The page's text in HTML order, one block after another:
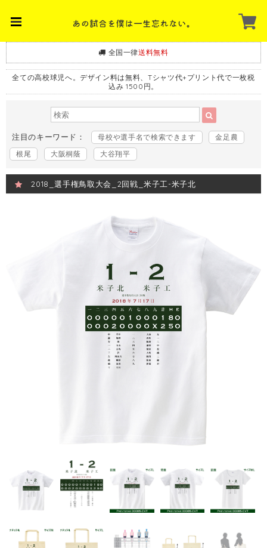
全国一律送料無料
全ての高校球児へ。デザイン料は無料、Tシャツ代+プリント代で一枚税
込み 1500円。
注目のキーワード： 母校や選手名で検索できます
金足農
根尾
大阪桐蔭 大谷翔平
2018_選手権鳥取大会_2回戦_米子工-米子北